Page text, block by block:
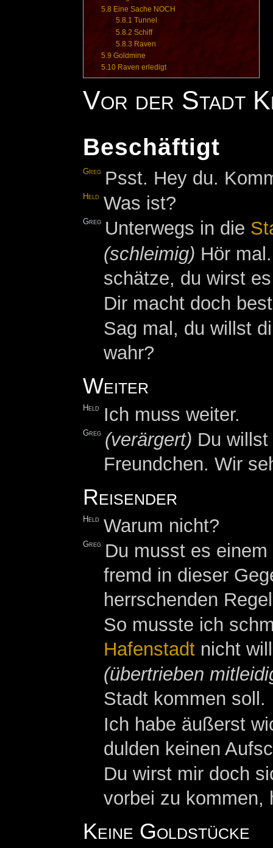
5.8 Eine Sache NOCH
5.8.1 Tunnel
5.8.2 Schiff
5.8.3 Raven
5.9 Goldmine
5.10 Raven erledigt
Vor der Stadt
Beschäftigt
Greg Psst. Hey du.
Held Was ist?
Greg Unterwegs in die
(schleimig) Hör
schätze, du wirst
Dir macht doch
Sag mal, du willst
wahr?
Weiter
Held Ich muss weiter.
Greg (verärgert) Du
Freundchen. Wir
Reisender
Held Warum nicht?
Greg Du musst es
fremd in dieser
herrschenden
So musste ich
Hafenstadt nicht
(übertrieben
Stadt kommen soll.
Ich habe äußerst
dulden keinen
Du wirst mir doch
vorbei zu kommen,
Keine Goldstücke